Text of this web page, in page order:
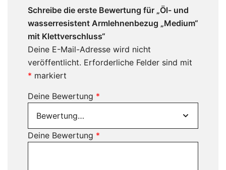
Schreibe die erste Bewertung für „Öl- und
wasserresistent Armlehnenbezug „Medium“
mit Klettverschluss“
Deine E-Mail-Adresse wird nicht
veröffentlicht. Erforderliche Felder sind mit
* markiert
Deine Bewertung *
Deine Bewertung *